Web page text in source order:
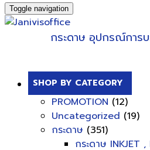
Toggle navigation
กระดาษ อุปกรณ์การ
SHOP BY CATEGORY
PROMOTION (12)
Uncategorized (19)
กระดาษ (351)
กระดาษ INKJET ,